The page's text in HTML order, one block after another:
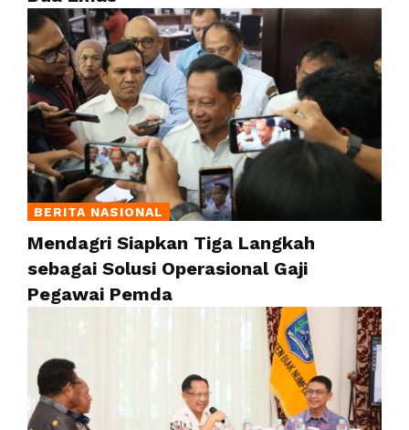
BERITA NASIONAL
Mendagri Siapkan Tiga Langkah
sebagai Solusi Operasional Gaji
Pegawai Pemda